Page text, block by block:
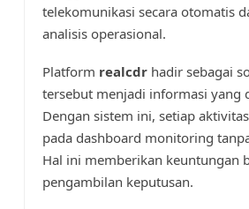
telekomunikasi secara otomatis
analisis operasional.
Platform realcdrhadir sebagai
tersebut menjadi informasi yang
Dengan sistem ini, setiap
pada dashboard monitoring
Hal ini memberikan keuntungan
pengambilan keputusan.